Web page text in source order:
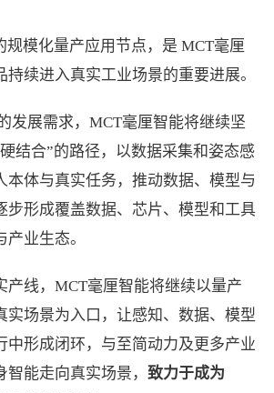
规模化量产应用节点，是 MCT毫厘
续进入真实工业场景的重要进展。
发展需求，MCT毫厘智能将继续坚
结合”的路径，以数据采集和姿态感
本体与真实任务，推动数据、模型与
步形成覆盖数据、芯片、模型和工具
业生态。
产线，MCT毫厘智能将继续以量产
实场景为入口，让感知、数据、模型
中形成闭环，与至简动力及更多产业
能走向真实场景， 致力于成为